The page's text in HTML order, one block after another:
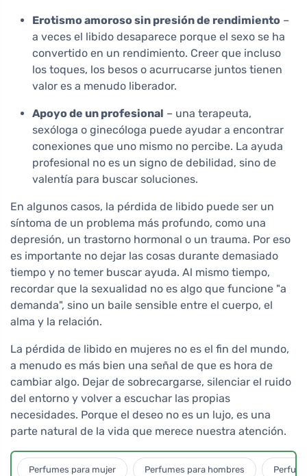
Erotismo amoroso sin presión de rendimiento –
a veces el libido desaparece porque el sexo se ha
convertido en un rendimiento. Creer que incluso
los toques, los besos o acurrucarse juntos tienen
valor es a menudo liberador.
Apoyo de un profesional – una terapeuta,
sexóloga o ginecóloga puede ayudar a encontrar
conexiones que uno mismo no percibe. La ayuda
profesional no es un signo de debilidad, sino de
valentía para buscar soluciones.
En algunos casos, la pérdida de libido puede ser un
síntoma de un problema más profundo, como una
depresión, un trastorno hormonal o un trauma. Por eso
es importante no dejar las cosas durante demasiado
tiempo y no temer buscar ayuda. Al mismo tiempo,
recordar que la sexualidad no es algo que funcione "a
demanda", sino un baile sensible entre el cuerpo, el
alma y la relación.
La pérdida de libido en mujeres no es el fin del mundo,
a menudo es más bien una señal de que es hora de
cambiar algo. Dejar de sobrecargarse, silenciar el ruido
del entorno y volver a escuchar las propias
necesidades. Porque el deseo no es un lujo, es una
parte natural de la vida que merece nuestra atención.
Perfumes para mujer Perfumes para hombres